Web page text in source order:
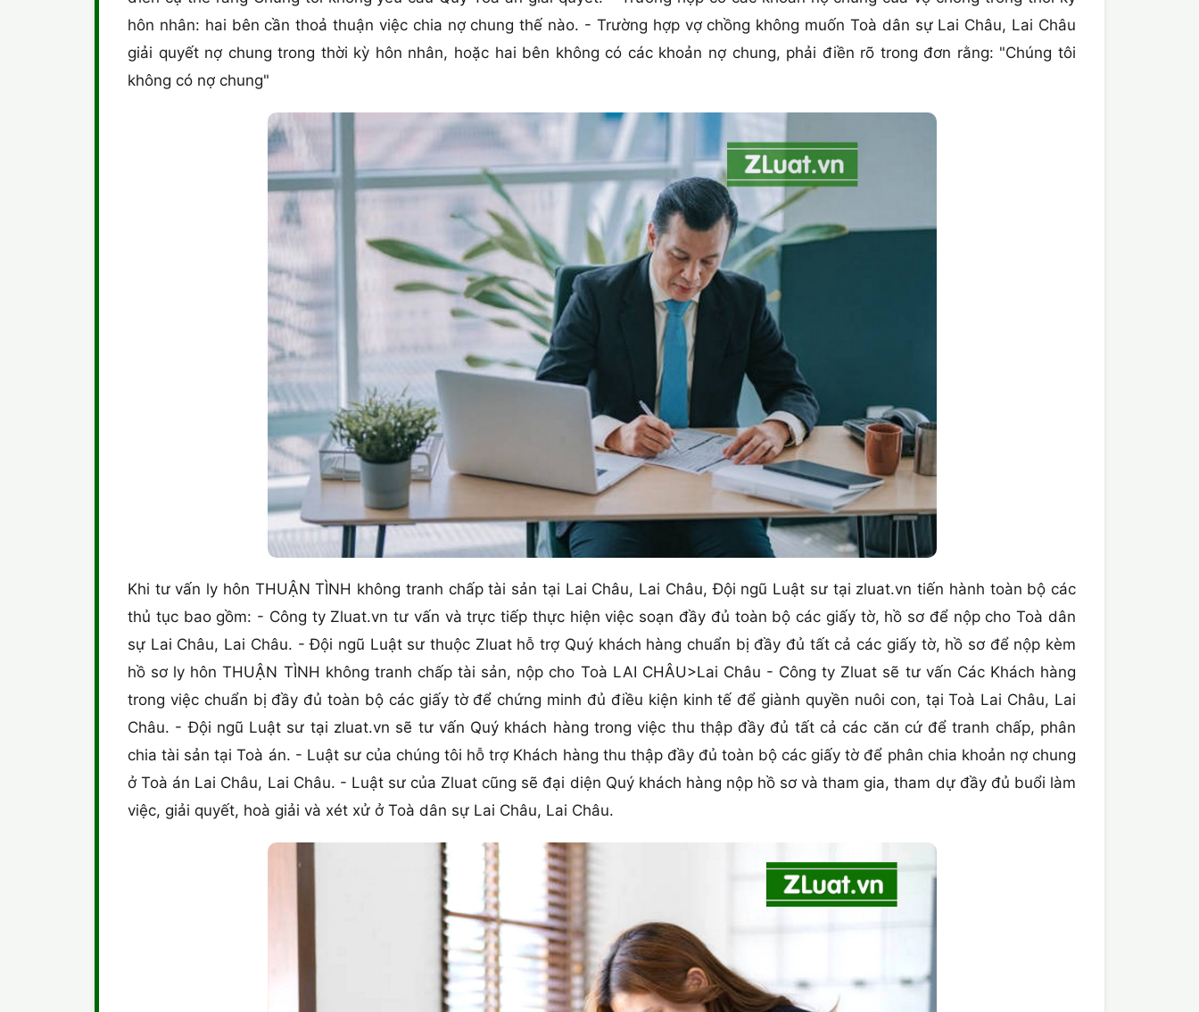
hôn nhân: hai bên cần thoả thuận việc chia nợ chung thế nào. - Trường hợp vợ chồng không muốn Toà dân sự Lai Châu, Lai Châu
giải quyết nợ chung trong thời kỳ hôn nhân, hoặc hai bên không có các khoản nợ chung, phải điền rõ trong đơn rằng: "Chúng tôi
không có nợ chung"
Khi tư vấn ly hôn THUẬN TÌNH không tranh chấp tài sản tại Lai Châu, Lai Châu, Đội ngũ Luật sư tại zluat.vn tiến hành toàn bộ các
thủ tục bao gồm: - Công ty Zluat.vn tư vấn và trực tiếp thực hiện việc soạn đầy đủ toàn bộ các giấy tờ, hồ sơ để nộp cho Toà dân
sự Lai Châu, Lai Châu. - Đội ngũ Luật sư thuộc Zluat hỗ trợ Quý khách hàng chuẩn bị đầy đủ tất cả các giấy tờ, hồ sơ để nộp kèm
hồ sơ ly hôn THUẬN TÌNH không tranh chấp tài sản, nộp cho Toà LAI CHÂU>Lai Châu - Công ty Zluat sẽ tư vấn Các Khách hàng
trong việc chuẩn bị đầy đủ toàn bộ các giấy tờ để chứng minh đủ điều kiện kinh tế để giành quyền nuôi con, tại Toà Lai Châu, Lai
Châu. - Đội ngũ Luật sư tại zluat.vn sẽ tư vấn Quý khách hàng trong việc thu thập đầy đủ tất cả các căn cứ để tranh chấp, phân
chia tài sản tại Toà án. - Luật sư của chúng tôi hỗ trợ Khách hàng thu thập đầy đủ toàn bộ các giấy tờ để phân chia khoản nợ chung
ở Toà án Lai Châu, Lai Châu. - Luật sư của Zluat cũng sẽ đại diện Quý khách hàng nộp hồ sơ và tham gia, tham dự đầy đủ buổi làm
việc, giải quyết, hoà giải và xét xử ở Toà dân sự Lai Châu, Lai Châu.